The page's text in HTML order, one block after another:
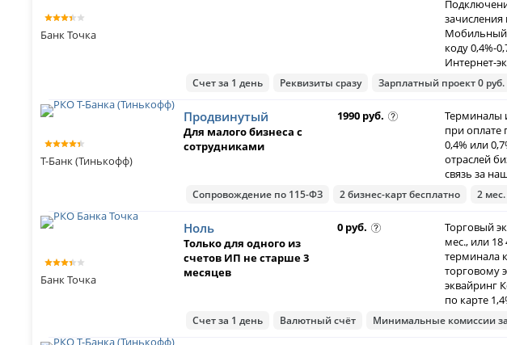
Банк Точка
Мобильный
коду 0,4%-
Интернет-
Счет за 1 день Реквизиты сразу Зарплатный проект 0 руб.
Т-Банк (Тинькофф)
Продвинутый
Для малого бизнеса с
сотрудниками
1990 руб.
Терминалы
при оплате
0,4% или
отраслей
связь за
Сопровождение по 115-ФЗ 2 бизнес-карт бесплатно 2
Банк Точка
Ноль
Только для одного из
счетов ИП не старше 3
месяцев
0 руб.
Торговый
мес., или
терминала
торговому
эквайринг
по карте
Счет за 1 день Валютный счёт Минимальные комиссии